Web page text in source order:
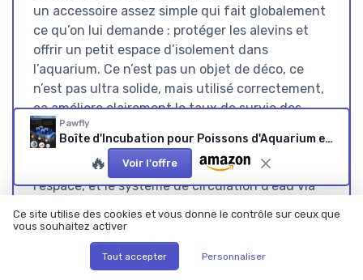
un accessoire assez simple qui fait globalement
ce qu’on lui demande : protéger les alevins et
offrir un petit espace d’isolement dans
l’aquarium. Ce n’est pas un objet de déco, ce
n’est pas ultra solide, mais utilisé correctement,
ça améliore clairement le taux de survie des
bébés poissons. La transparence de l’acrylique
permet de bien observer ce qui se passe, les
séparateurs sont pratiques pour organiser
l’espace, et le système de circulation d’eau via
rajouter une pompe ou un chauffage.
Les points faibles sont surtout du côté de la
Pawfly
Boîte d'Incubation pour Poissons d'Aquarium en Acrylique avec Ventouses Grande Boîte d'Isolation pour Bébés Poissons Crevettes Betta Guppy Et Platy L(17,3 x 10 x 10 CM)
🔥 Voir l'offre
Ce site utilise des cookies et vous donne le contrôle sur ceux que
vous souhaitez activer
Tout accepter Personnaliser